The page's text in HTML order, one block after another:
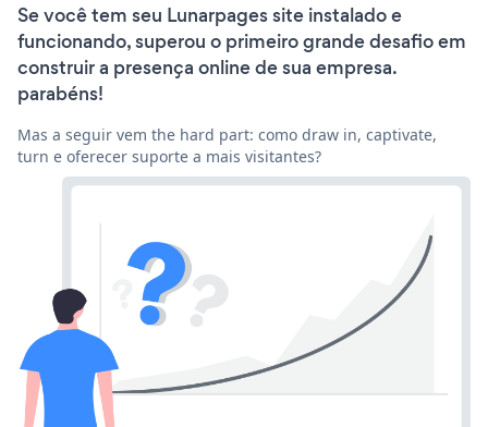
Se você tem seu Lunarpages site instalado e
funcionando, superou o primeiro grande desafio em
construir a presença online de sua empresa.
parabéns!
Mas a seguir vem the hard part: como draw in, captivate,
turn e oferecer suporte a mais visitantes?